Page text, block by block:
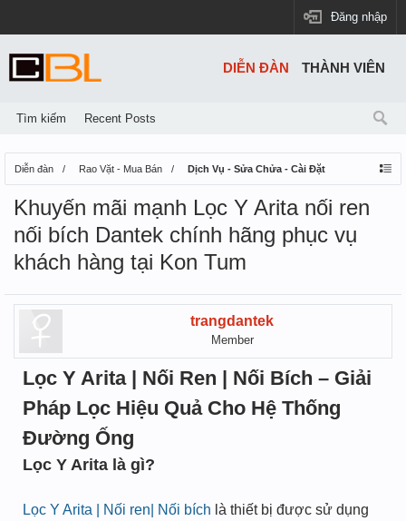
Đăng nhập
Diễn đàn Rao Vặt - Mua Bán Dịch Vụ - Sửa Chửa - Cài Đặt
Khuyến mãi mạnh Lọc Y Arita nối ren
nối bích Dantek chính hãng phục vụ
khách hàng tại Kon Tum
trangdantek
Member
Lọc Y Arita | Nối Ren | Nối Bích – Giải
Pháp Lọc Hiệu Quả Cho Hệ Thống
Đường Ống
Lọc Y Arita là gì?
Lọc Y Arita | Nối ren| Nối bích là thiết bị được sử dụng
DIỄN ĐÀN
Tìm kiếm Recent Posts
THÀNH VIÊN